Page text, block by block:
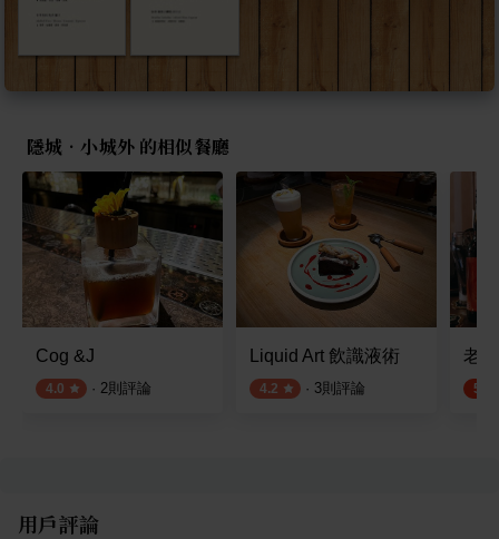
隱城•小城外 的相似餐廳
Cog &J
4.0 · 2則評論
Liquid Art 飲識液術
4.2 · 3則評論
老
5.0
用戶評論